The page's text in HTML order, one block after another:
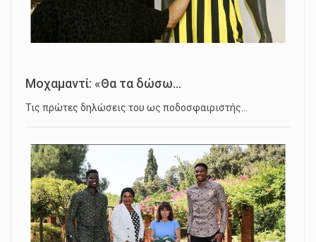
Μοχαμαντί: «Θα τα δώσω...
Τις πρώτες δηλώσεις του ως ποδοσφαιριστής…